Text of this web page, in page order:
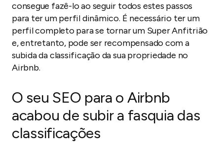
consegue fazê-lo ao seguir todos estes passos
para ter um perfil dinâmico. É necessário ter um
perfil completo para se tornar um Super Anfitrião
e, entretanto, pode ser recompensado com a
subida da classificação da sua propriedade no
Airbnb.
O seu SEO para o Airbnb
acabou de subir a fasquia das
classificações